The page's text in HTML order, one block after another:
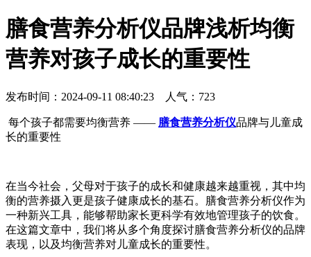
膳食营养分析仪品牌浅析均衡
营养对孩子成长的重要性
发布时间：2024-09-11 08:40:23 人气： 723
每个孩子都需要均衡营养 —— 膳食营养分析仪品牌与儿童成
长的重要性
在当今社会，父母对于孩子的成长和健康越来越重视，其中均
衡的营养摄入更是孩子健康成长的基石。膳食营养分析仪作为
一种新兴工具，能够帮助家长更科学有效地管理孩子的饮食。
在这篇文章中，我们将从多个角度探讨膳食营养分析仪的品牌
表现，以及均衡营养对儿童成长的重要性。